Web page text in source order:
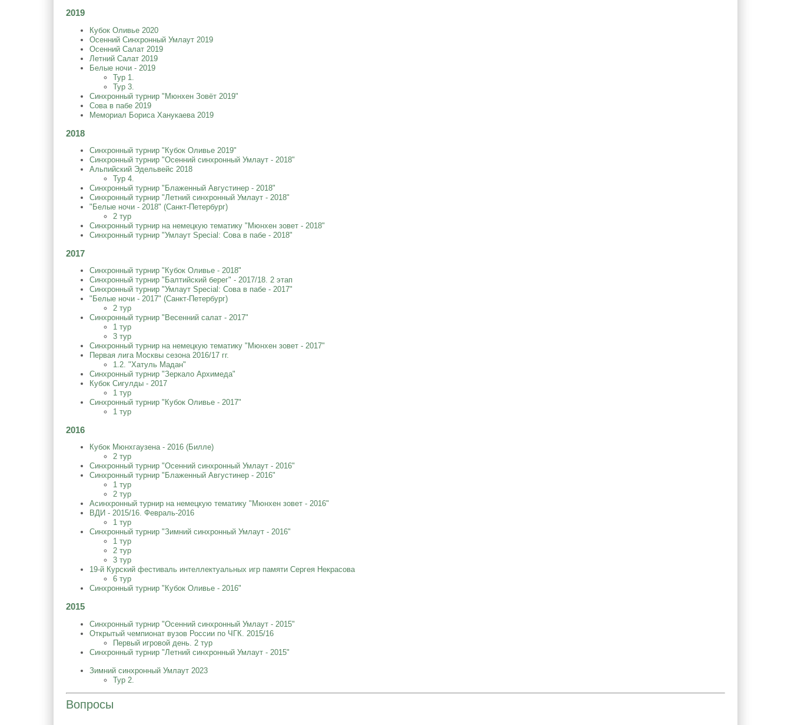
2019
Кубок Оливье 2020
Осенний Синхронный Умлаут 2019
Осенний Салат 2019
Летний Салат 2019
Белые ночи - 2019
Тур 1.
Тур 3.
Cинхронный турнир "Мюнхен Зовёт 2019"
Сова в пабе 2019
Мемориал Бориса Ханукаева 2019
2018
Синхронный турнир "Кубок Оливье 2019"
Синхронный турнир "Осенний синхронный Умлаут - 2018"
Альпийский Эдельвейс 2018
Тур 4.
Синхронный турнир "Блаженный Августинер - 2018"
Синхронный турнир "Летний синхронный Умлаут - 2018"
"Белые ночи - 2018" (Санкт-Петербург)
2 тур
Синхронный турнир на немецкую тематику "Мюнхен зовет - 2018"
Синхронный турнир "Умлаут Special: Сова в пабе - 2018"
2017
Синхронный турнир "Кубок Оливье - 2018"
Синхронный турнир "Балтийский берег" - 2017/18. 2 этап
Синхронный турнир "Умлаут Special: Сова в пабе - 2017"
"Белые ночи - 2017" (Санкт-Петербург)
2 тур
Синхронный турнир "Весенний салат - 2017"
1 тур
3 тур
Синхронный турнир на немецкую тематику "Мюнхен зовет - 2017"
Первая лига Москвы сезона 2016/17 гг.
1.2. "Хатуль Мадан"
Синхронный турнир "Зеркало Архимеда"
Кубок Сигулды - 2017
1 тур
Синхронный турнир "Кубок Оливье - 2017"
1 тур
2016
Кубок Мюнхгаузена - 2016 (Билле)
2 тур
Синхронный турнир "Осенний синхронный Умлаут - 2016"
Синхронный турнир "Блаженный Августинер - 2016"
1 тур
2 тур
Асинхронный турнир на немецкую тематику "Мюнхен зовет - 2016"
ВДИ - 2015/16. Февраль-2016
1 тур
Синхронный турнир "Зимний синхронный Умлаут - 2016"
1 тур
2 тур
3 тур
19-й Курский фестиваль интеллектуальных игр памяти Сергея Некрасова
6 тур
Синхронный турнир "Кубок Оливье - 2016"
2015
Синхронный турнир "Осенний синхронный Умлаут - 2015"
Открытый чемпионат вузов России по ЧГК. 2015/16
Первый игровой день. 2 тур
Синхронный турнир "Летний синхронный Умлаут - 2015"
Зимний синхронный Умлаут 2023
Тур 2.
Вопросы